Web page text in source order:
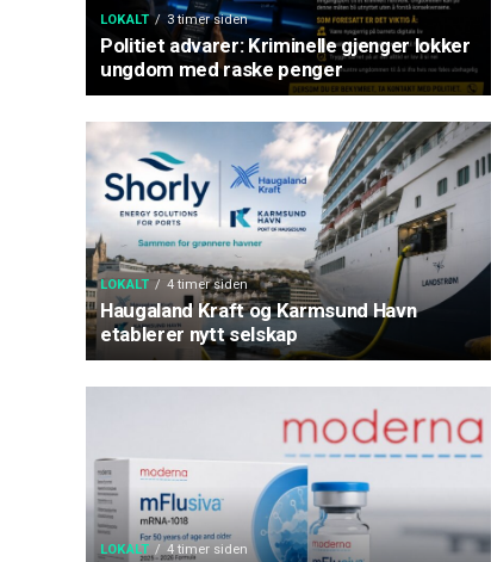
LOKALT 3 timer siden
Politiet advarer: Kriminelle gjenger lokker
ungdom med raske penger
LOKALT 4 timer siden
Haugaland Kraft og Karmsund Havn
etablerer nytt selskap
LOKALT 4 timer siden